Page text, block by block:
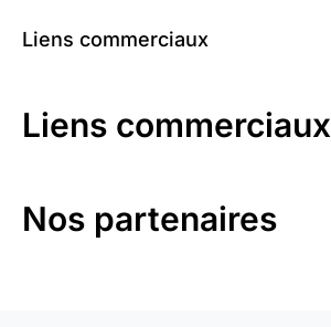
Liens commerciaux
Liens commerciaux
Nos partenaires